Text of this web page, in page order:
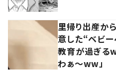
里帰り出産か
意した“ベビ
教育が過ぎる
わぁ～ww」